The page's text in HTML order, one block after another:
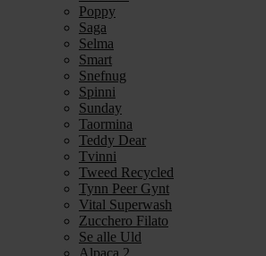
Poppy
Saga
Selma
Smart
Snefnug
Spinni
Sunday
Taormina
Teddy Dear
Tvinni
Tweed Recycled
Tynn Peer Gynt
Vital Superwash
Zucchero Filato
Se alle Uld
Alpaca 2